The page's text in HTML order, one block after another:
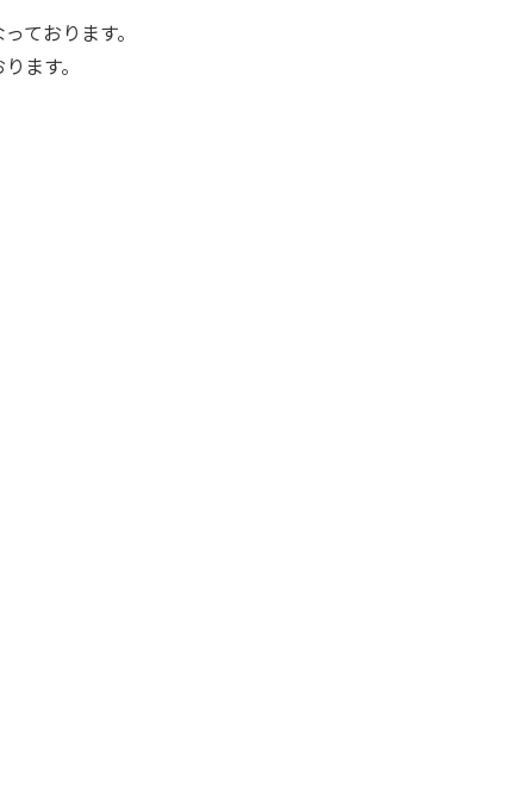
ております。
ます。